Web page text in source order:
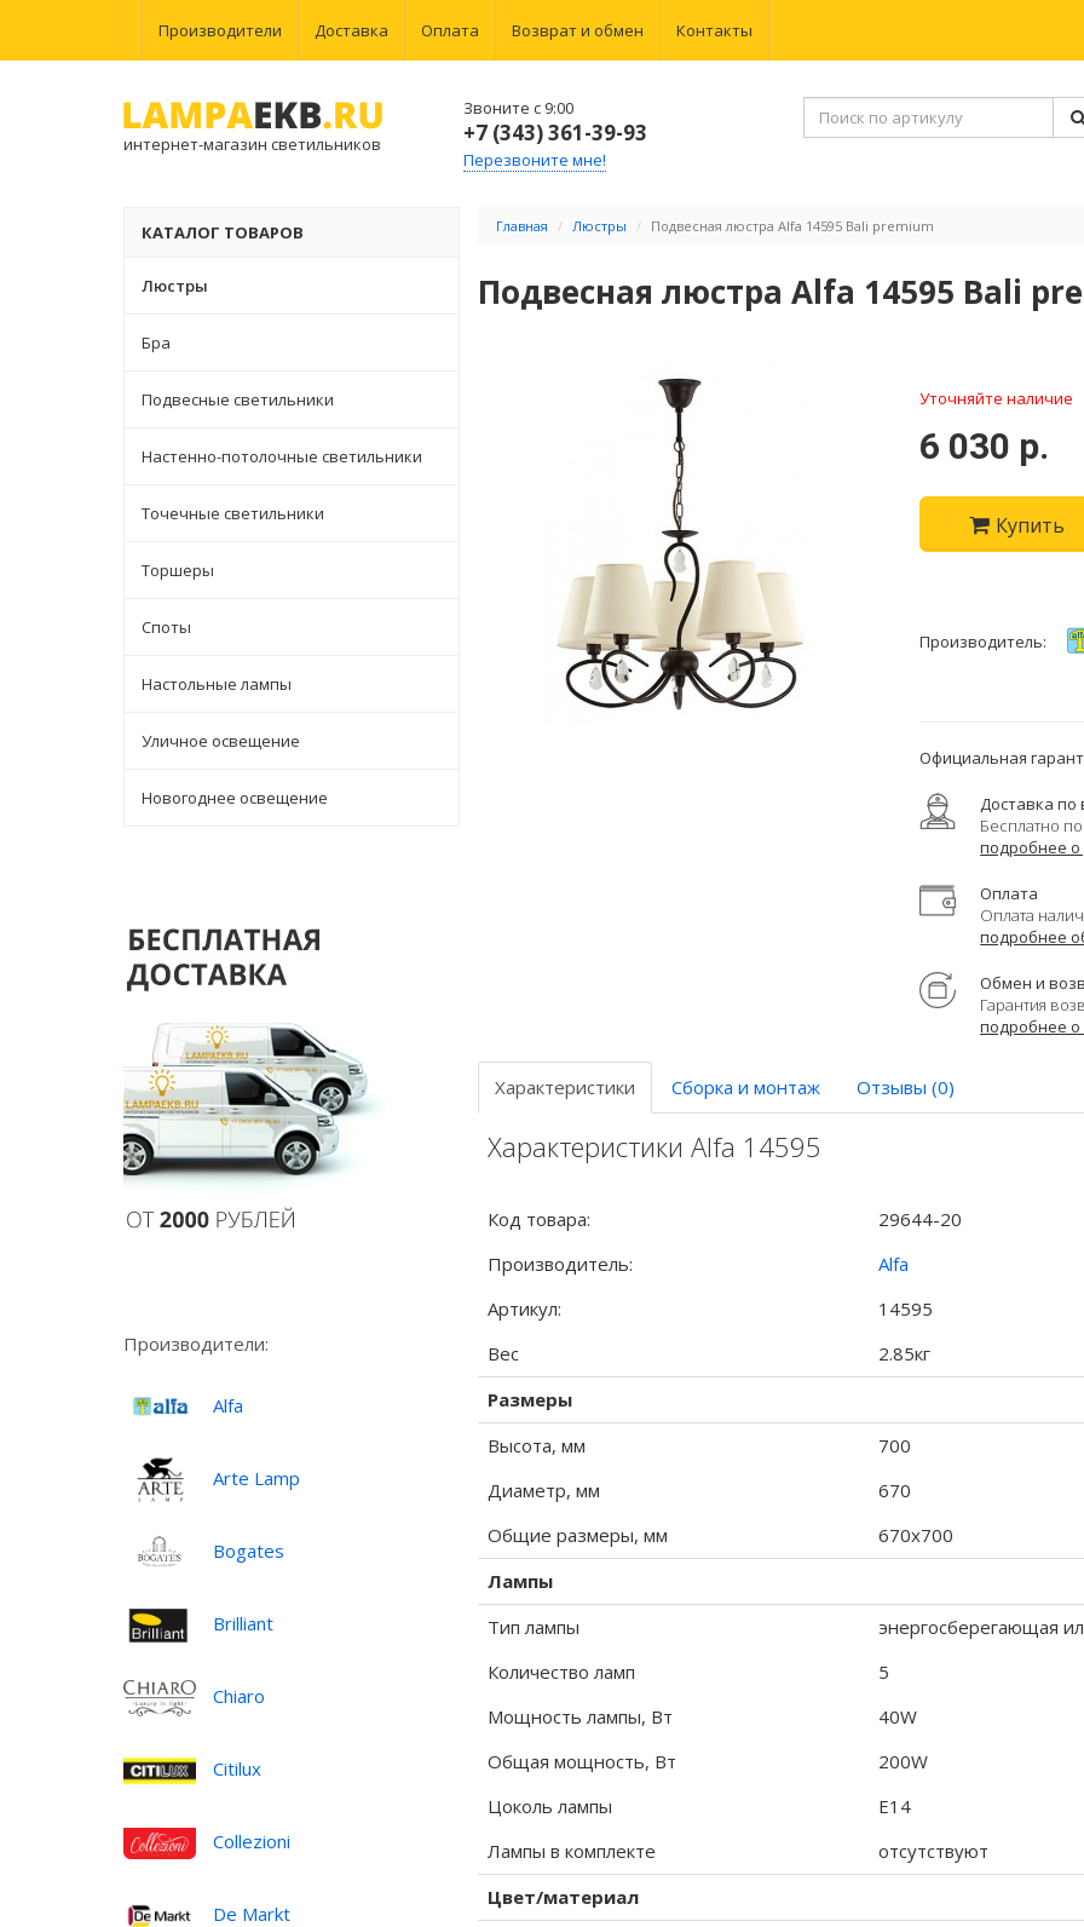
Производители Доставка Оплата Возврат и обмен Контакты
интернет-магазин светильников
Звоните с 9:00
+7 (343) 361-39-93
Перезвоните мне!
КАТАЛОГ ТОВАРОВ
Люстры
Бра
Подвесные светильники
Настенно-потолочные светильники
Точечные светильники
Торшеры
Споты
Настольные лампы
Уличное освещение
Новогоднее освещение
Производители:
Alfa
Arte Lamp
Bogates
Brilliant
Chiaro
Citilux
Collezioni
De Markt
Главная Люстры Подвесная люстра Alfa 14595 Bali premium
Подвесная люстра Alfa 14595 Bali
Уточняйте наличие
6 030 р.
Купить
Производитель:
Официальная
Доставка по
Бесплатно
подробнее о
Оплата
Оплата
подробнее
Обмен и
Гарантия
подробнее
Характеристики Сборка и монтаж Отзывы (0)
Характеристики Alfa 14595
Код товара:
29644-20
Производитель:
Alfa
Артикул:
14595
Вес
2.85кг
Размеры
Высота, мм
700
Диаметр, мм
670
Общие размеры, мм
670x700
Лампы
Тип лампы
энергосберегающая
Количество ламп
5
Мощность лампы, Вт
40W
Общая мощность, Вт
200W
Цоколь лампы
E14
Лампы в комплекте
отсутствуют
Цвет/материал